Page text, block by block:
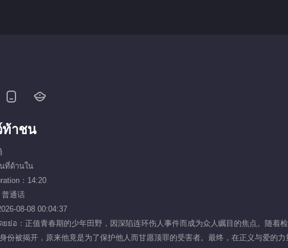
ท้าชน
ที่ด้านใน
：14:20
普通话
08-08 00:04:37
ย่อ：正值青春期的少年田野，因深陷连环伤人事件而成为众人瞩目的焦点。随着
份被揭开，原来他竟是为了保护他人而甘愿顶罪的受害者。最终，在正义与爱的